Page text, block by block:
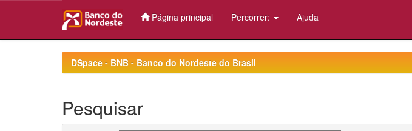
Página principal Percorrer: Ajuda
DSpace - BNB - Banco do Nordeste do Brasil
Pesquisar